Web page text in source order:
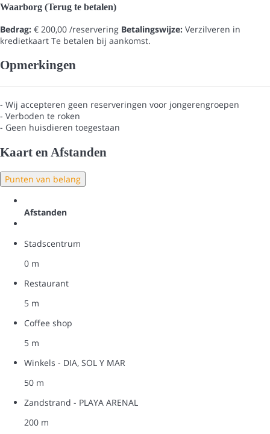
Waarborg (Terug te betalen)
Bedrag: € 200,00 /reservering Betalingswijze: Verzilveren in
kredietkaart Te betalen bij aankomst.
Opmerkingen
- Wij accepteren geen reserveringen voor jongerengroepen
- Verboden te roken
- Geen huisdieren toegestaan
Kaart en Afstanden
Punten van belang
Afstanden
Stadscentrum
0 m
Restaurant
5 m
Coffee shop
5 m
Winkels - DIA, SOL Y MAR
50 m
Zandstrand - PLAYA ARENAL
200 m